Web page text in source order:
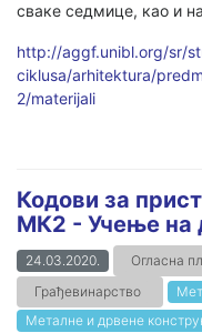
сваке седмице, као и
http://aggf.unibl.org/sr/
ciklusa/arhitektura/
2/materijali
Кодови за
МК2 - Учење на
24.03.2020. Огласна
Грађевинарство
Металне и дрвене